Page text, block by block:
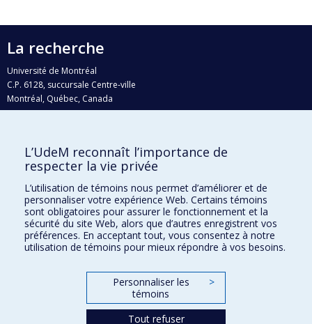
La recherche
Université de Montréal
C.P. 6128, succursale Centre-ville
Montréal, Québec, Canada
H3C 3J7
Qui fait quoi?
Nous trouver
Plan du site
Accessibilité
L’UdeM reconnaît l’importance de
respecter la vie privée
L’utilisation de témoins nous permet d’améliorer et de
personnaliser votre expérience Web. Certains témoins
sont obligatoires pour assurer le fonctionnement et la
sécurité du site Web, alors que d’autres enregistrent vos
préférences. En acceptant tout, vous consentez à notre
utilisation de témoins pour mieux répondre à vos besoins.
Personnaliser les
témoins
>
Tout refuser